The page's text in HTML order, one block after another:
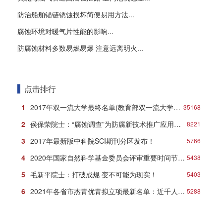
防治船舶锚链锈蚀损坏简便易用方法...
腐蚀环境对暖气片性能的影响...
防腐蚀材料多数易燃易爆 注意远离明火...
点击排行
35168
1 2017年双一流大学最终名单(教育部双一流大学名单)
8221
2 侯保荣院士：“腐蚀调查”为防腐新技术推广应用打响第一炮
5766
3 2017年最新版中科院SCI期刊分区发布！
5438
4 2020年国家自然科学基金委员会评审重要时间节点安排
5403
5 毛新平院士：打破成规 变不可能为现实！
5288
6 2021年各省市杰青优青拟立项最新名单：近千人入选！